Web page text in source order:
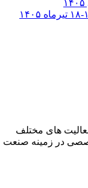
های مختلف
در زمینه صنعت